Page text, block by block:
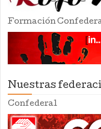
Formación
Nuestras
Confederal